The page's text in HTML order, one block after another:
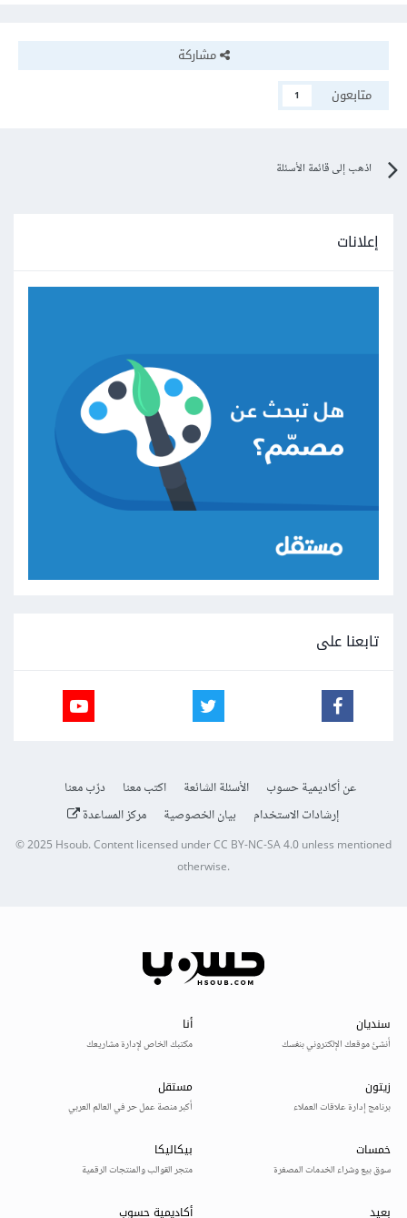
مشاركة
متابعون
1
اذهب إلى قائمة الأسئلة
إعلانات
تابعنا على
عن أكاديمية حسوب الأسئلة الشائعة اكتب معنا
درّب معنا
إرشادات الاستخدام
بيان الخصوصية مركز المساعدة
© 2025Hsoub.Content licensed underCC BY-NC-SA 4.0unless mentioned
otherwise.